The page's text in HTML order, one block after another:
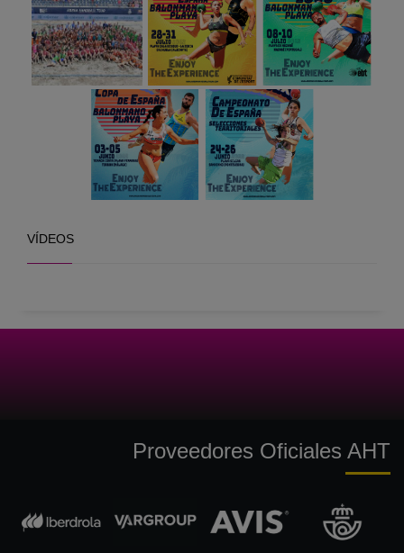
VÍDEOS
Proveedores Oficiales AHT